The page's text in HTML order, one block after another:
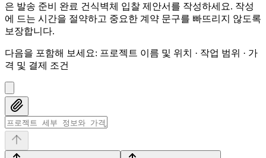
은 발송 준비 완료 건식벽체 입찰 제안서를 작성하세요. 작성
에 드는 시간을 절약하고 중요한 계약 문구를 빠뜨리지 않도록
보장합니다.
다음을 포함해 보세요: 프로젝트 이름 및 위치 · 작업 범위 · 가
격 및 결제 조건